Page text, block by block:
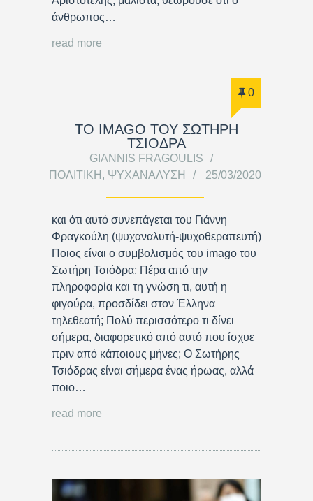
άνθρωπος…
read more
0
ΤΟ IMAGO ΤΟΥ ΣΩΤΗΡΗ
ΤΣΙΟΔΡΑ
GIANNIS FRAGOULIS
ΠΟΛΙΤΙΚΉ , ΨΥΧΑΝΆΛΥΣΗ 25/03/2020
και ότι αυτό συνεπάγεται του Γιάννη
Φραγκούλη (ψυχαναλυτή-ψυχοθεραπευτή)
Ποιος είναι ο συμβολισμός του imago του
Σωτήρη Τσιόδρα; Πέρα από την
πληροφορία και τη γνώση τι, αυτή η
φιγούρα, προσδίδει στον Έλληνα
τηλεθεατή; Πολύ περισσότερο τι δίνει
σήμερα, διαφορετικό από αυτό που ίσχυε
πριν από κάποιους μήνες; Ο Σωτήρης
Τσιόδρας είναι σήμερα ένας ήρωας, αλλά
ποιο…
read more